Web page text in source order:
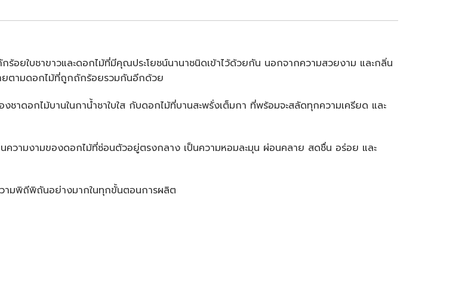
อยใบชาขาวและดอกไม้ที่มีคุณประโยชน์นานาชนิดเข้าไว้ด้วยกัน นอกจากความสวยงาม และกลิ่น
ตามดอกไม้ที่ถูกถักร้อยรวมกันอีกด้วย
าดอกไม้บานในกาน้ำชาใบใส กับดอกไม้ที่บานสะพรั่งเต็มกา ที่พร้อมจะสลัดทุกความเครียด และ
นความงามของดอกไม้ที่ซ่อนตัวอยู่ตรงกลาง เป็นความหอมละมุน ผ่อนคลาย สดชื่น อร่อย และ
ามพิถีพิถันอย่างมากในทุกขั้นตอนการผลิต